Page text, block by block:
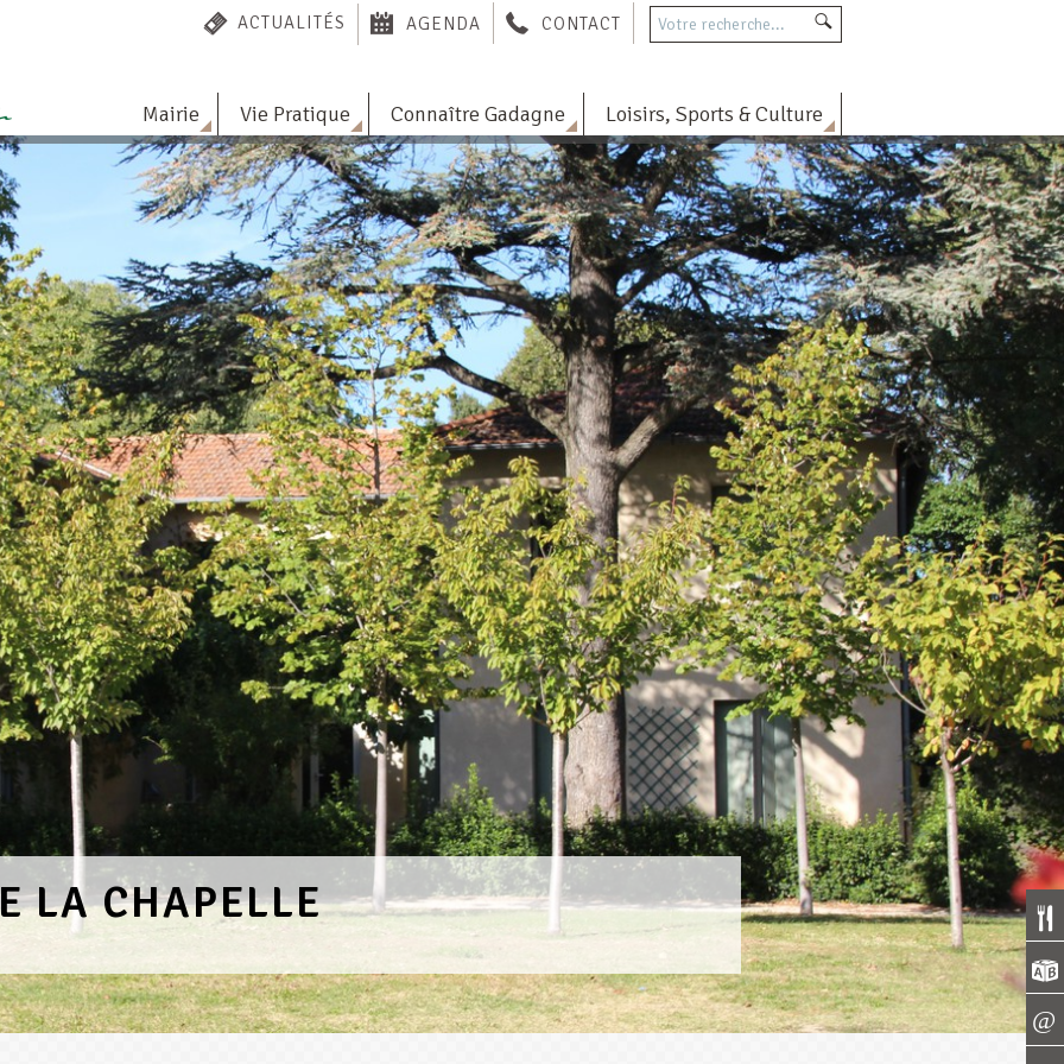
ACTUALITÉS AGENDA CONTACT
Mairie Vie Pratique Connaître Gadagne Loisirs, Sports & Culture
LA CHAPELLE